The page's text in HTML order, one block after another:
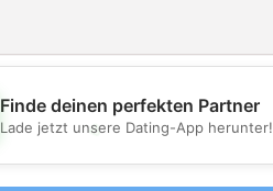
💖
Finde deinen perfekten Partner
Lade jetzt unsere Dating-App herunter!